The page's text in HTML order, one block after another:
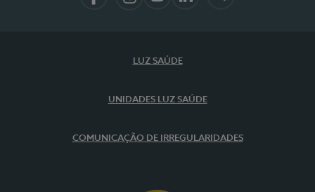
LUZ SAÚDE
UNIDADES LUZ SAÚDE
COMUNICAÇÃO DE IRREGULARIDADES